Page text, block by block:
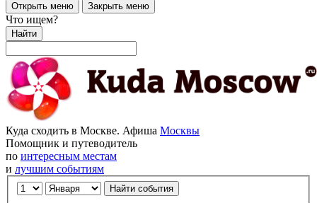
Открыть меню Закрыть меню
Что ищем?
Найти
Куда сходить в Москве. Афиша Москвы
Помощник и путеводитель
по интересным местам
и лучшим событиям